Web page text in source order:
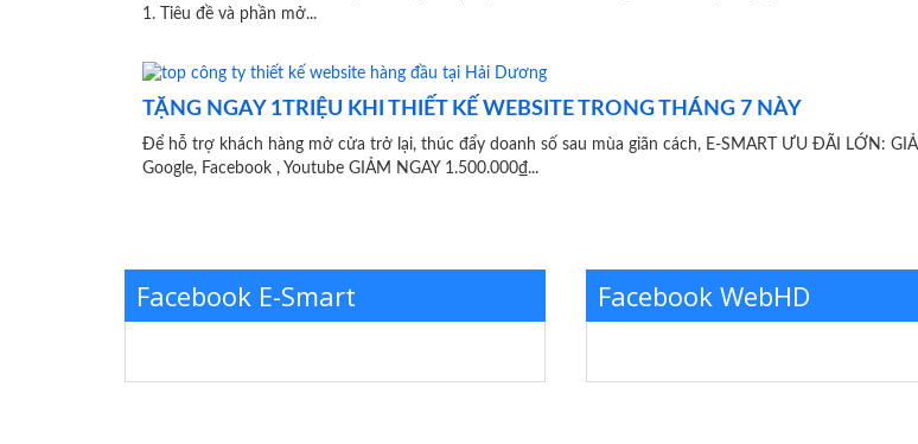
1. Tiêu đề và phần mở...
TẶNG NGAY 1TRIỆU KHI THIẾT KẾ WEBSITE TRONG THÁNG 7 NÀY
Để hỗ trợ khách hàng mở cửa trở lại, thúc đẩy doanh số sau mùa giãn cách, E-SMART ƯU ĐÃI LỚN:
Google, Facebook , Youtube GIẢM NGAY 1.500.000₫...
Facebook E-Smart Facebook WebHD